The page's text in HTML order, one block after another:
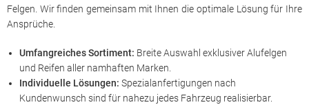
Felgen. Wir finden gemeinsam mit Ihnen die optimale Lösung für Ihre
Ansprüche.
Umfangreiches Sortiment: Breite Auswahl exklusiver Alufelgen
und Reifen aller namhaften Marken.
Individuelle Lösungen: Spezialanfertigungen nach
Kundenwunsch sind für nahezu jedes Fahrzeug realisierbar.